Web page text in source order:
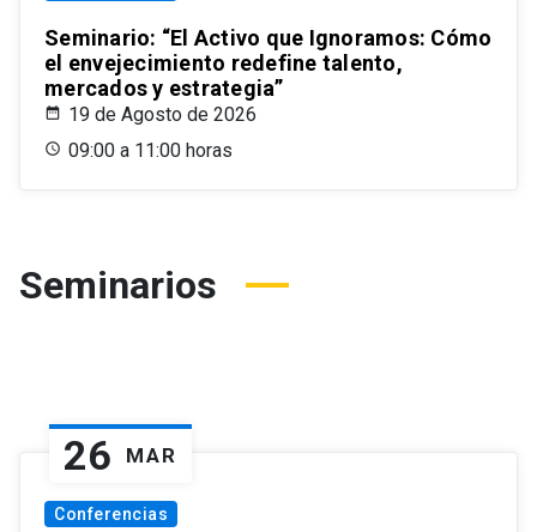
Seminario: “El Activo que Ignoramos: Cómo
el envejecimiento redefine talento,
mercados y estrategia”
19 de Agosto de 2026
09:00 a 11:00 horas
Seminarios
26 MAR
Conferencias